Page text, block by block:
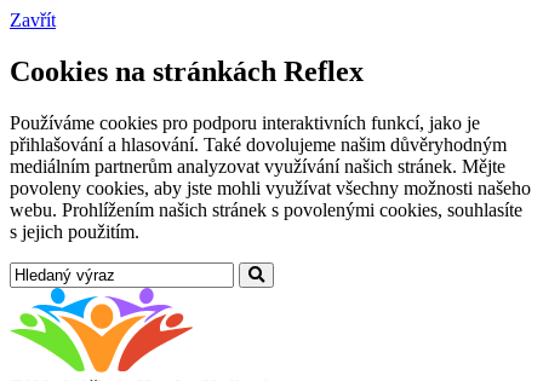
Zavřít
Cookies na stránkách Reflex
Používáme cookies pro podporu interaktivních funkcí, jako je
přihlašování a hlasování. Také dovolujeme našim důvěryhodným
mediálním partnerům analyzovat využívání našich stránek. Mějte
povoleny cookies, aby jste mohli využívat všechny možnosti našeho
webu. Prohlížením našich stránek s povolenými cookies, souhlasíte
s jejich použitím.